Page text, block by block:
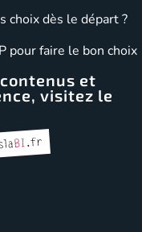
choix dès le départ ?
pour faire le bon choix
et
visitez le